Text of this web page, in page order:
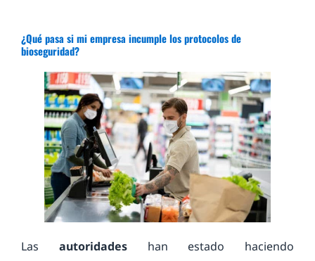
¿Qué pasa si mi empresa incumple los protocolos de
bioseguridad?
Las autoridadeshan estado haciendo